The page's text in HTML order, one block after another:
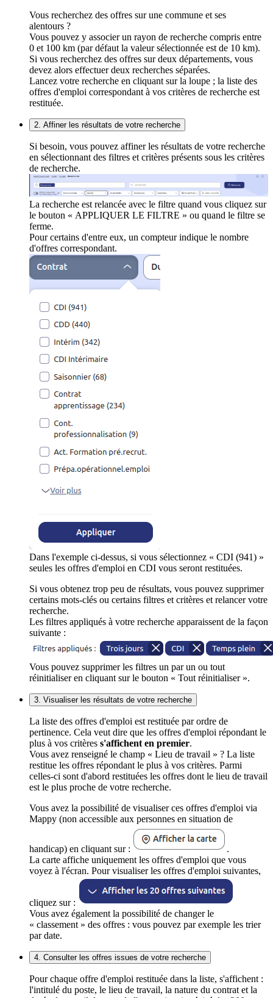
Vous recherchez des offres sur une commune et ses
alentours ?
Vous pouvez y associer un rayon de recherche compris entre
0 et 100 km (par défaut la valeur sélectionnée est de 10 km).
Si vous recherchez des offres sur deux départements, vous
devez alors effectuer deux recherches séparées.
Lancez votre recherche en cliquant sur la loupe ; la liste des
offres d'emploi correspondant à vos critères de recherche est
restituée.
2. Affiner les résultats de votre recherche
Si besoin, vous pouvez affiner les résultats de votre recherche
en sélectionnant des filtres et critères présents sous les critères
de recherche.
La recherche est relancée avec le filtre quand vous cliquez sur
le bouton « APPLIQUER LE FILTRE » ou quand le filtre se
ferme.
Pour certains d'entre eux, un compteur indique le nombre
d'offres correspondant.
Dans l'exemple ci-dessus, si vous sélectionnez « CDI (941) »
seules les offres d'emploi en CDI vous seront restituées.
Si vous obtenez trop peu de résultats, vous pouvez supprimer
certains mots-clés ou certains filtres et critères et relancer votre
recherche.
Les filtres appliqués à votre recherche apparaissent de la façon
suivante :
Vous pouvez supprimer les filtres un par un ou tout
réinitialiser en cliquant sur le bouton « Tout réinitialiser ».
3. Visualiser les résultats de votre recherche
La liste des offres d'emploi est restituée par ordre de
pertinence. Cela veut dire que les offres d'emploi répondant le
plus à vos critères s'affichent en premier.
Vous avez renseigné le champ « Lieu de travail » ? La liste
restitue les offres répondant le plus à vos critères. Parmi
celles-ci sont d'abord restituées les offres dont le lieu de travail
est le plus proche de votre recherche.
Vous avez la possibilité de visualiser ces offres d'emploi via
Mappy (non accessible aux personnes en situation de
handicap) en cliquant sur :
.
La carte affiche uniquement les offres d'emploi que vous
voyez à l'écran. Pour visualiser les offres d'emploi suivantes,
cliquez sur :
Vous avez également la possibilité de changer le
« classement » des offres : vous pouvez par exemple les trier
par date.
4. Consulter les offres issues de votre recherche
Pour chaque offre d'emploi restituée dans la liste, s'affichent :
l'intitulé du poste, le lieu de travail, la nature du contrat et la